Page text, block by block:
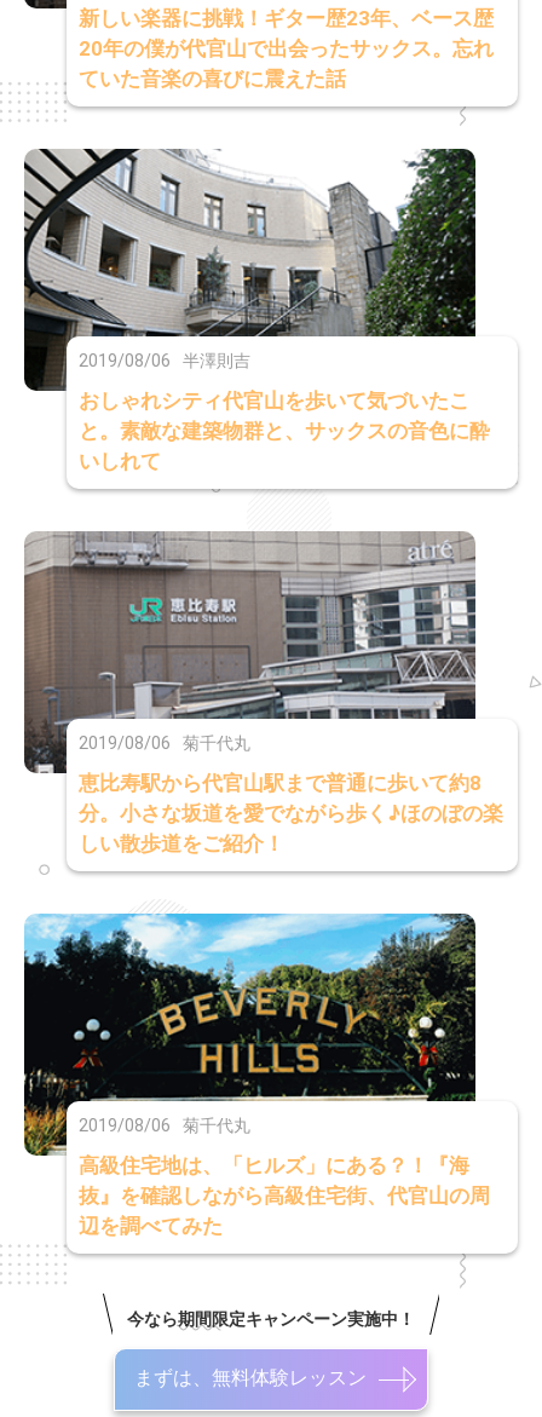
新しい楽器に挑戦！ギター歴23年、ベース歴
20年の僕が代官山で出会ったサックス。忘れ
ていた音楽の喜びに震えた話
2019/08/06 半澤則吉
おしゃれシティ代官山を歩いて気づいたこ
と。素敵な建築物群と、サックスの音色に酔
いしれて
2019/08/06 菊千代丸
恵比寿駅から代官山駅まで普通に歩いて約8
分。小さな坂道を愛でながら歩く♪ほのぼの楽
しい散歩道をご紹介！
2019/08/06 菊千代丸
高級住宅地は、「ヒルズ」にある？！『海
抜』を確認しながら高級住宅街、代官山の周
辺を調べてみた
今なら期間限定キャンペーン実施中！
まずは、無料体験レッスン